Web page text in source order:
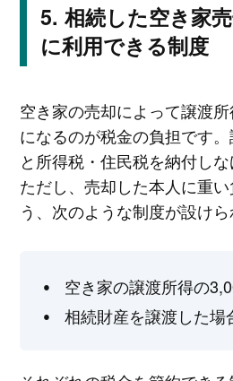
相続した空き家
に利用できる制度
空き家の売却によって譲渡
になるのが税金の負担です
と所得税・住民税を納付しな
ただし、売却した本人に重
う、次のような制度が設けら
空き家の譲渡所得の
相続財産を譲渡した場